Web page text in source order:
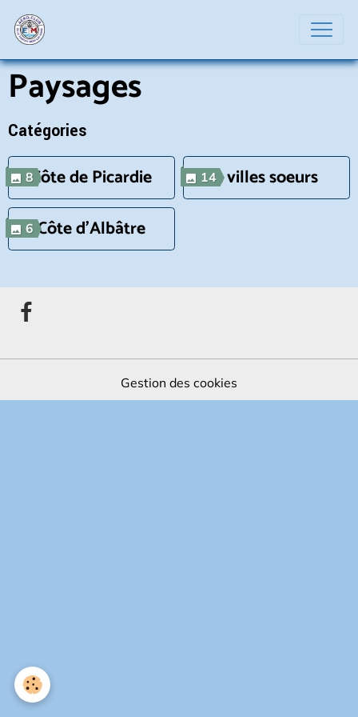
Paysages
Catégories
8Côte de Picardie 143 villes soeurs
6 Côte d'Albâtre
Gestion des cookies